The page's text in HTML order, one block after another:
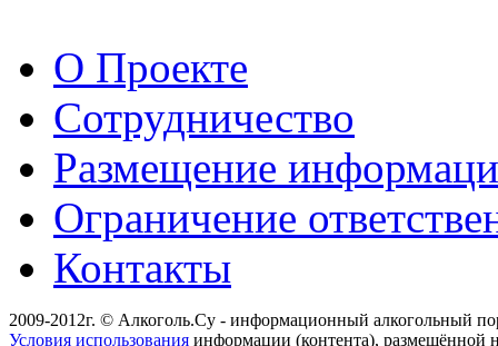
О Проекте
Сотрудничество
Размещение
Ограничение
Контакты
2009-2012г. © Алкоголь.Су - информационный алкогольный
Условия использования информации (контента), размещённой